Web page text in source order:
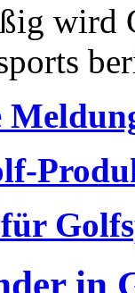
wird
in